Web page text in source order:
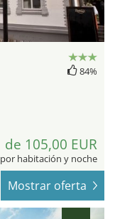
84%
de 105,00 EUR
por habitación y noche
Mostrar oferta